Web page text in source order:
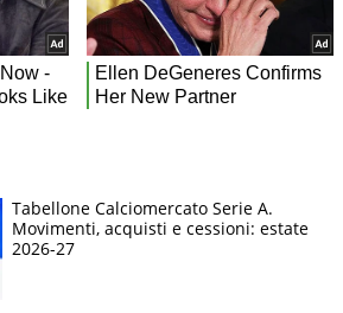
Tabellone Calciomercato Serie A.
Movimenti, acquisti e cessioni: estate
2026-27